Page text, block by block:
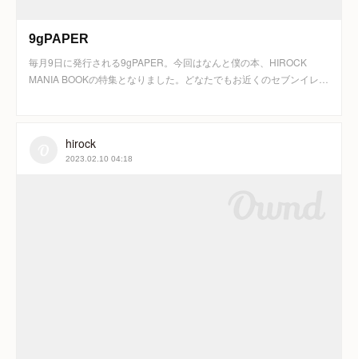
9gPAPER
毎月9日に発行される9gPAPER。今回はなんと僕の本、HIROCK
MANIA BOOKの特集となりました。どなたでもお近くのセブンイレ…
2023.02.10 04:18
hirock